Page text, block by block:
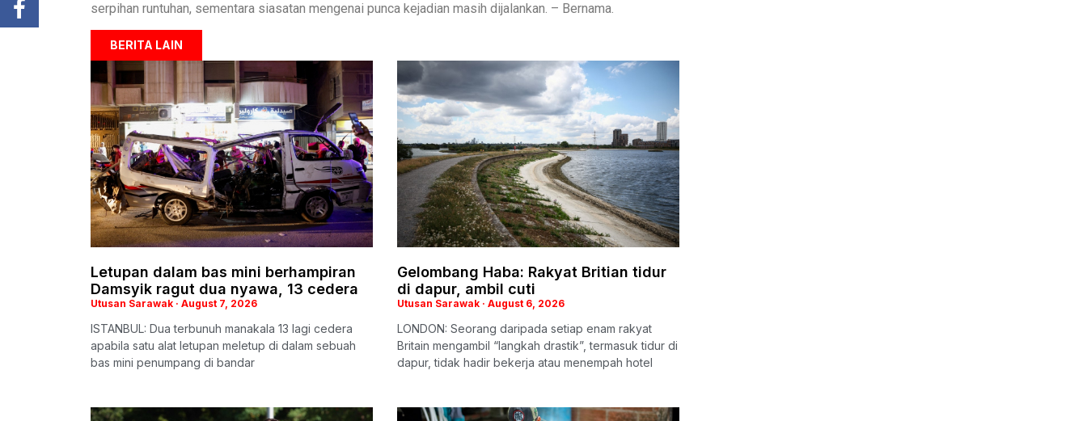
serpihan runtuhan, sementara siasatan mengenai punca kejadian masih dijalankan. – Bernama.
BERITA LAIN
Letupan dalam bas mini berhampiran
Damsyik ragut dua nyawa, 13 cedera
Utusan Sarawak August 7, 2026
ISTANBUL: Dua terbunuh manakala 13 lagi cedera
apabila satu alat letupan meletup di dalam sebuah
bas mini penumpang di bandar
Gelombang Haba: Rakyat Britian tidur
di dapur, ambil cuti
Utusan Sarawak August 6, 2026
LONDON: Seorang daripada setiap enam rakyat
Britain mengambil “langkah drastik”, termasuk tidur di
dapur, tidak hadir bekerja atau menempah hotel